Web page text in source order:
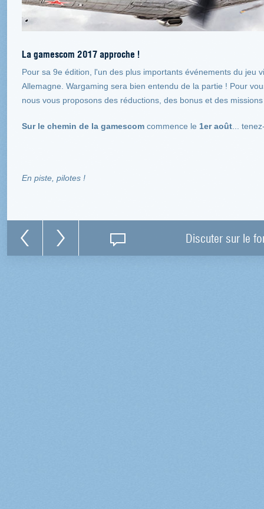
La gamescom 2017 approche !
Pour sa 9e édition, l'un des plus importants événements du jeu
Allemagne. Wargaming sera bien entendu de la partie ! Pour
nous vous proposons des réductions, des bonus et des
Sur le chemin de la gamescom commence le 1er août ...
En piste, pilotes !
Discuter sur le